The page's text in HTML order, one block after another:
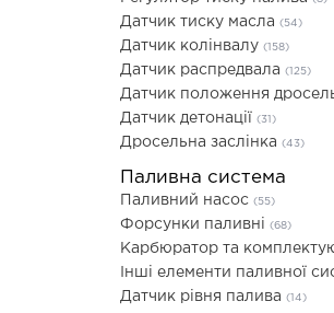
Датчик тиску масла (54)
Датчик колінвалу (158)
Датчик распредвала (125)
Датчик положення
Датчик детонації (31)
Дросельна заслінка (43)
Паливна система
Паливний насос (55)
Форсунки паливні (68)
Карбюратор та
Інші елементи паливної
Датчик рівня палива (14)